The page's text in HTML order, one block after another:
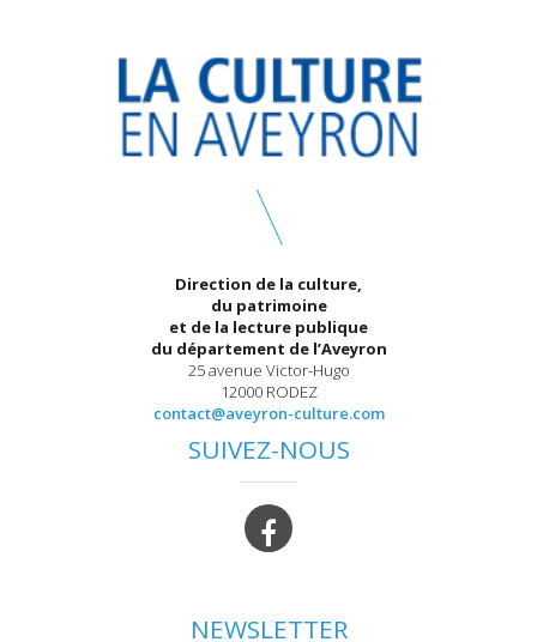
Direction de la culture,
du patrimoine
et de la lecture publique
du département de l’Aveyron
25 avenue Victor-Hugo
12000 RODEZ
contact@aveyron-culture.com
SUIVEZ-NOUS
NEWSLETTER